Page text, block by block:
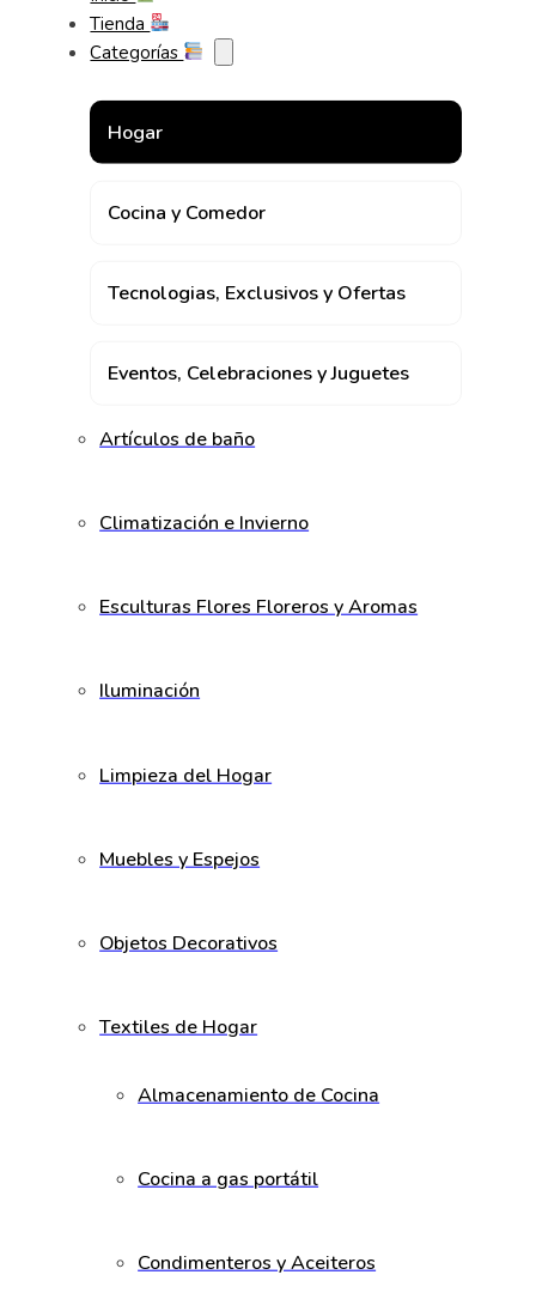
Tienda
Categorías
Hogar
Cocina y Comedor
Tecnologias, Exclusivos y Ofertas
Eventos, Celebraciones y Juguetes
Artículos de baño
Climatización e Invierno
Esculturas Flores Floreros y Aromas
Iluminación
Limpieza del Hogar
Muebles y Espejos
Objetos Decorativos
Textiles de Hogar
Almacenamiento de Cocina
Cocina a gas portátil
Condimenteros y Aceiteros